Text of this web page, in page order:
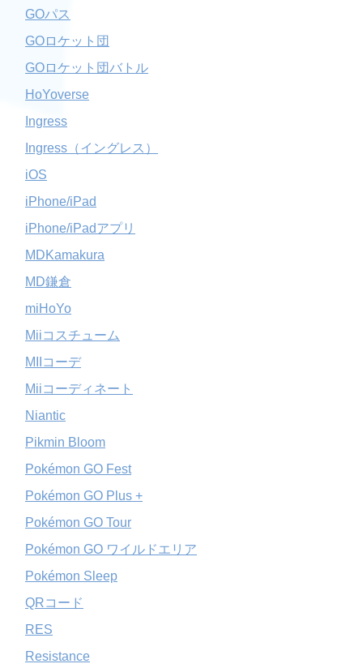
GOパス
GOロケット団
GOロケット団バトル
HoYoverse
Ingress
Ingress（イングレス）
iOS
iPhone/iPad
iPhone/iPadアプリ
MDKamakura
MD鎌倉
miHoYo
Miiコスチューム
MIIコーデ
Miiコーディネート
Niantic
Pikmin Bloom
Pokémon GO Fest
Pokémon GO Plus +
Pokémon GO Tour
Pokémon GO ワイルドエリア
Pokémon Sleep
QRコード
RES
Resistance